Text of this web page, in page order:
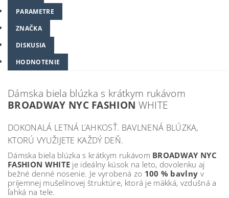
PARAMETRE
ZNAČKA
DISKUSIA
HODNOTENIE
Dámska biela blúzka s krátkym rukávom
BROADWAY NYC FASHION WHITE
DOKONALÁ LETNÁ ĽAHKOSŤ. BAVLNENÁ BLÚZKA,
KTORÚ VYUŽIJETE KAŽDÝ DEŇ.
Dámska biela blúzka s krátkym rukávom BROADWAY NYC
FASHION WHITE je ideálny kúsok na leto, dovolenku aj
bežné denné nosenie. Je vyrobená zo 100 % bavlny v
príjemnej mušelínovej štruktúre, ktorá je mäkká, vzdušná a
ľahká na tele.